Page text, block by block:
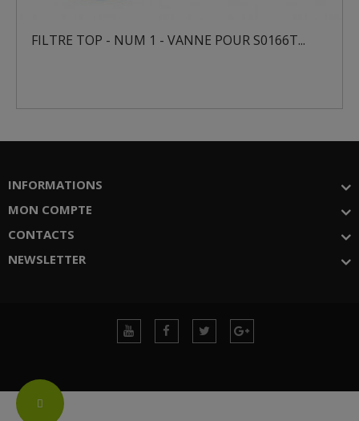
Change
TOP - NUM 1 - VANNE POUR S0166T...
INFORMATIONS
MON COMPTE
CONTACTS
NEWSLETTER